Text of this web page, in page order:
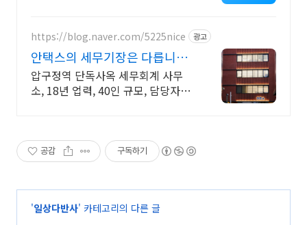
결제 해보세요.
https://blog.naver.com/5225nice 광고
안택스의 세무기장은 다릅니다
2인 담당 케어로 즉시 소통
압구정역 단독사옥 세무회계 사무
소, 18년 업력, 40인 규모, 담당자가
공감 구독하기
'일상다반사' 카테고리의 다른 글